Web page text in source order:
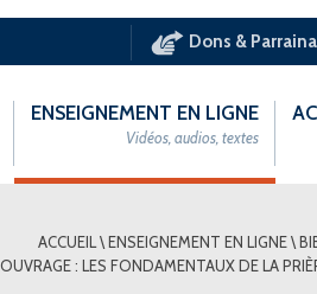
Dons &
ENSEIGNEMENT EN LIGNE
Vidéos, audios, textes
ACCUEIL\ENSEIGNEMENT EN LIGNE\
OUVRAGE : LES FONDAMENTAUX DE LA